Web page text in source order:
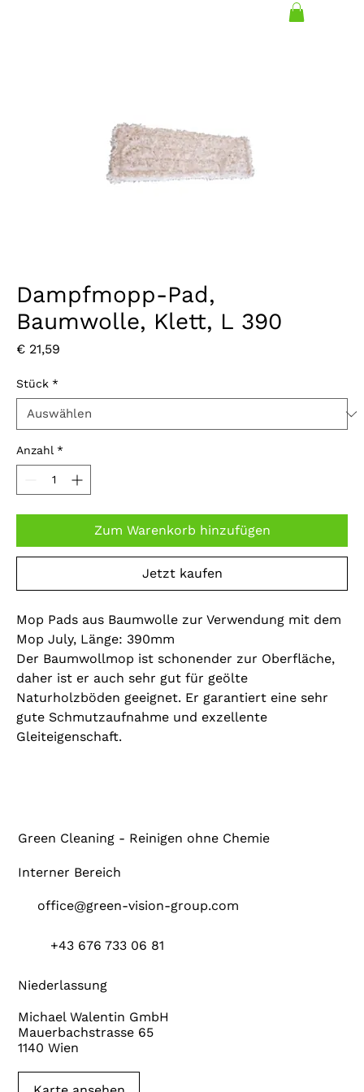
Dampfmopp-Pad,
Baumwolle, Klett, L 390
€ 21,59
Stück *
Anzahl *
Zum Warenkorb hinzufügen
Jetzt kaufen
Mop Pads aus Baumwolle zur Verwendung mit dem
Mop July, Länge: 390mm
Der Baumwollmop ist schonender zur Oberfläche,
daher ist er auch sehr gut für geölte
Naturholzböden geeignet. Er garantiert eine sehr
gute Schmutzaufnahme und exzellente
Gleiteigenschaft.
Niederlassung
Michael Walentin GmbH
Mauerbachstrasse 65
1140 Wien
Green Cleaning - Reinigen ohne Chemie
office@green-vision-group.com
+43 676 733 06 81
Interner Bereich